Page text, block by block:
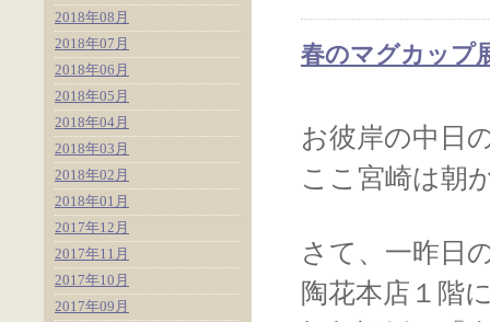
春のマグカップ
お彼岸の中日
ここ宮崎は朝
さて、一昨日
陶花本店１階
2018年08月
2018年07月
2018年06月
2018年05月
2018年04月
2018年03月
2018年02月
2018年01月
2017年12月
2017年11月
2017年10月
2017年09月